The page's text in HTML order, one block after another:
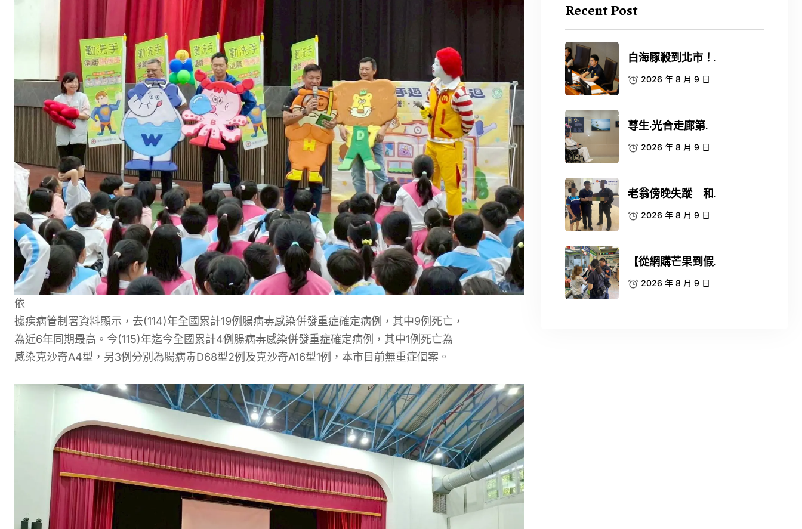
依
據疾病管制署資料顯示，去(114)年全國 累計19例腸病毒感染併發重症確定病例 ，其中9例死亡 ，
為近6年同期最高 。 今(115)年迄今全國 累計4例腸病毒感染併發重症確定病例 ， 其中1例死亡為
感染克沙奇A4型 ，另3例 分別 為腸病毒D68型2例 及克沙奇A16型1例，本市目前無重症個案 。
Recent Post
白海豚殺到北市！.
2026 年 8 月 9 日
尊生·光合走廊第.
2026 年 8 月 9 日
老翁傍晚失蹤 和.
2026 年 8 月 9 日
【從網購芒果到假.
2026 年 8 月 9 日